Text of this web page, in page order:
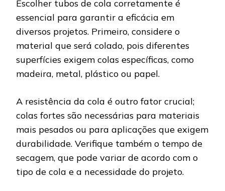
Escolher tubos de cola corretamente é
essencial para garantir a eficácia em
diversos projetos. Primeiro, considere o
material que será colado, pois diferentes
superfícies exigem colas específicas, como
madeira, metal, plástico ou papel.
A resistência da cola é outro fator crucial;
colas fortes são necessárias para materiais
mais pesados ou para aplicações que exigem
durabilidade. Verifique também o tempo de
secagem, que pode variar de acordo com o
tipo de cola e a necessidade do projeto.